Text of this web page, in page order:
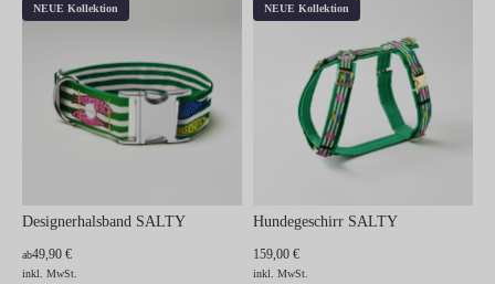
NEUE Kollektion
Designerhalsband SALTY
ab49,90 €
inkl. MwSt.
NEUE Kollektion
Hundegeschirr SALTY
159,00 €
inkl. MwSt.